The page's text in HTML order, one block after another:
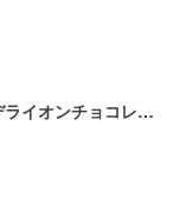
Dandelion Chocolate（ダンデライオンチョコレート）